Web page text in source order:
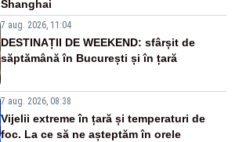
Shanghai
7 aug. 2026, 11:04
DESTINAȚII DE WEEKEND: sfârșit de
săptămână în București și în țară
7 aug. 2026, 08:38
Vijelii extreme în țară și temperaturi de
foc. La ce să ne așteptăm în orele